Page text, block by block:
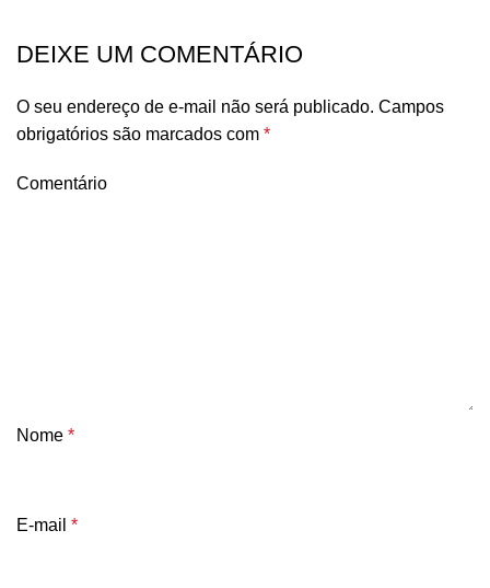
DEIXE UM COMENTÁRIO
O seu endereço de e-mail não será publicado. Campos
obrigatórios são marcados com *
Comentário
Nome *
E-mail *